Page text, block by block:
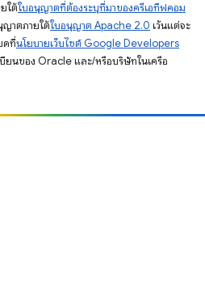
ใต้ใบอนุญาตที่ต้องระบุที่มาของครีเอทีฟคอม
ญาตภายใต้ใบอนุญาต Apache 2.0 เว้นแต่จะ
ดที่นโยบายเว็บไซต์ Google Developers
ยนของ Oracle และ/หรือบริษัทในเครือ